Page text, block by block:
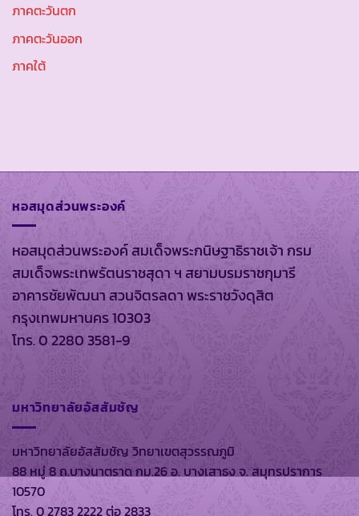
ภาคตะวันตก
ภาคตะวันออก
ภาคใต้
หอสมุดส่วนพระองค์
หอสมุดส่วนพระองค์ สมเด็จพระกนิษฐาธิราชเจ้า กรม
สมเด็จพระเทพรัตนราชสุดา ฯ สยามบรมราชกุมารี
อาคารชัยพัฒนา สวนจิตรลดา พระราชวังดุสิต
กรุงเทพมหานคร 10303
โทร. 0 2280 3581-9
มหาวิทยาลัยอัสสัมชัญ
มหาวิทยาลัยอัสสัมชัญ วิทยาเขตสุวรรณภูมิ
88 หมู่ 8 ถ.บางนาตราด กม.26 อ. บางเสาธง จ. สมุทรปราการ
10570
โทร. 0 2783 2222 ต่อ 2833